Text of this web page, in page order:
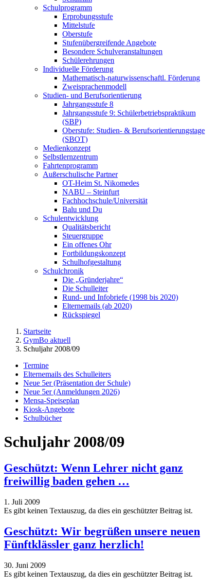
Schulprogramm
Erprobungsstufe
Mittelstufe
Oberstufe
Stufenübergreifende Angebote
Besondere Schulveranstaltungen
Schülerehrungen
Individuelle Förderung
Mathematisch-naturwissenschaftl. Förderung
Zweisprachenmodell
Studien- und Berufsorientierung
Jahrgangsstufe 8
Jahrgangsstufe 9: Schülerbetriebspraktikum
(SBP)
Oberstufe: Studien- & Berufsorientierungstage
(SBOT)
Medienkonzept
Selbstlernzentrum
Fahrtenprogramm
Außerschulische Partner
OT-Heim St. Nikomedes
NABU – Steinfurt
Fachhochschule/Universität
Balu und Du
Schulentwicklung
Qualitätsbericht
Steuergruppe
Ein offenes Ohr
Fortbildungskonzept
Schulhofgestaltung
Schulchronik
Die „Gründerjahre“
Die Schulleiter
Rund- und Infobriefe (1998 bis 2020)
Elternemails (ab 2020)
Rückspiegel
Startseite
GymBo aktuell
Schuljahr 2008/09
Termine
Elternemails des Schulleiters
Neue 5er (Präsentation der Schule)
Neue 5er (Anmeldungen 2026)
Mensa-Speiseplan
Kiosk-Angebote
Schulbücher
Schuljahr 2008/09
Geschützt: Wenn Lehrer nicht ganz
freiwillig baden gehen …
1. Juli 2009
Es gibt keinen Textauszug, da dies ein geschützter Beitrag ist.
Geschützt: Wir begrüßen unsere neuen
Fünftklässler ganz herzlich!
30. Juni 2009
Es gibt keinen Textauszug, da dies ein geschützter Beitrag ist.